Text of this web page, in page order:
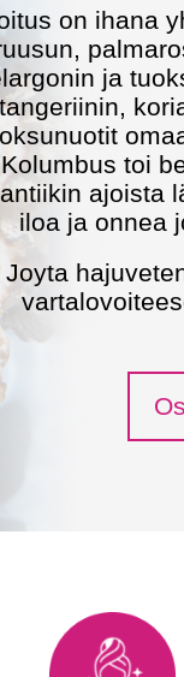
on ihana
ja
toi
ajoista
iloa ja onnea
Joyta